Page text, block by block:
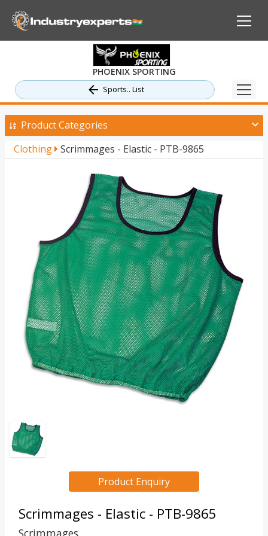
PHOENIX SPORTING
Sports.. List
Product Categories
Clothing
Scrimmages - Elastic - PTB-9865
Product Enquiry
Scrimmages - Elastic - PTB-9865